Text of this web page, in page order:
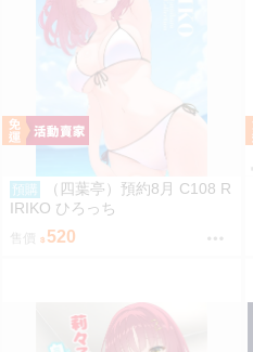
預購
（四葉亭）預約8月 C108 R
IRIKO ひろっち
售價 520